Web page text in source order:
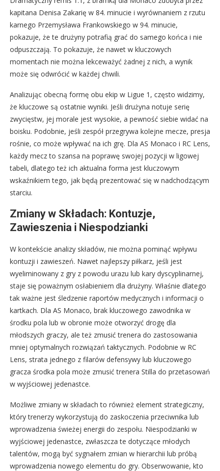
kapitana Denisa Zakarię w 84. minucie i wyrównaniem z rzutu
karnego Przemysława Frankowskiego w 94. minucie,
pokazuje, że te drużyny potrafią grać do samego końca i nie
odpuszczają. To pokazuje, że nawet w kluczowych
momentach nie można lekceważyć żadnej z nich, a wynik
może się odwrócić w każdej chwili.
Analizując obecną formę obu ekip w Ligue 1, często widzimy,
że kluczowe są ostatnie wyniki. Jeśli drużyna notuje serię
zwycięstw, jej morale jest wysokie, a pewność siebie widać na
boisku. Podobnie, jeśli zespół przegrywa kolejne mecze, presja
rośnie, co może wpływać na ich grę. Dla AS Monaco i RC Lens,
każdy mecz to szansa na poprawę swojej pozycji w ligowej
tabeli, dlatego też ich aktualna forma jest kluczowym
wskaźnikiem tego, jak będą prezentować się w nadchodzącym
starciu.
Zmiany w Składach: Kontuzje,
Zawieszenia i Niespodzianki
W kontekście analizy składów, nie można pominąć wpływu
kontuzji i zawieszeń. Nawet najlepszy piłkarz, jeśli jest
wyeliminowany z gry z powodu urazu lub kary dyscyplinarnej,
staje się poważnym osłabieniem dla drużyny. Właśnie dlatego
tak ważne jest śledzenie raportów medycznych i informacji o
kartkach. Dla AS Monaco, brak kluczowego zawodnika w
środku pola lub w obronie może otworzyć drogę dla
młodszych graczy, ale też zmusić trenera do zastosowania
mniej optymalnych rozwiązań taktycznych. Podobnie w RC
Lens, strata jednego z filarów defensywy lub kluczowego
gracza środka pola może zmusić trenera Stilla do przetasowań
w wyjściowej jedenastce.
Możliwe zmiany w składach to również element strategiczny,
który trenerzy wykorzystują do zaskoczenia przeciwnika lub
wprowadzenia świeżej energii do zespołu. Niespodzianki w
wyjściowej jedenastce, zwłaszcza te dotyczące młodych
talentów, mogą być sygnałem zmian w hierarchii lub próbą
wprowadzenia nowego elementu do gry. Obserwowanie, kto